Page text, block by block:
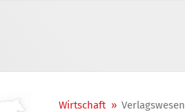
Wirtschaft » Verlagswesen